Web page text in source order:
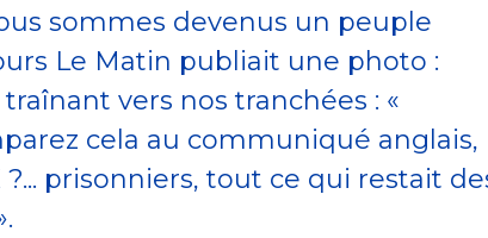
sommes devenus un peuple
Le Matin publiait une photo :
vers nos tranchées : «
cela au communiqué anglais,
prisonniers, tout ce qui restait